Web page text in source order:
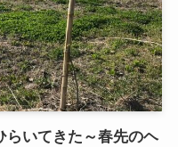
いてきた～春先のヘ